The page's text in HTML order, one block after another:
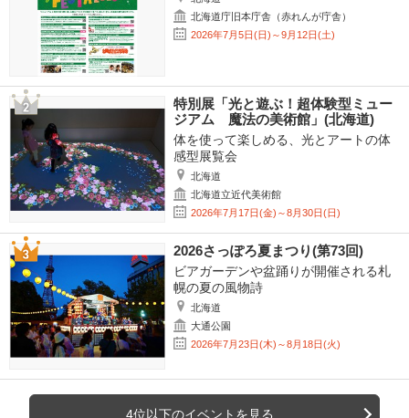
北海道庁旧本庁舎（赤れんが庁舎）
2026年7月5日(日)～9月12日(土)
特別展「光と遊ぶ！超体験型ミュー
ジアム 魔法の美術館」(北海道)
体を使って楽しめる、光とアートの体
感型展覧会
北海道
北海道立近代美術館
2026年7月17日(金)～8月30日(日)
2026さっぽろ夏まつり(第73回)
ビアガーデンや盆踊りが開催される札
幌の夏の風物詩
北海道
大通公園
2026年7月23日(木)～8月18日(火)
4位以下のイベントを見る